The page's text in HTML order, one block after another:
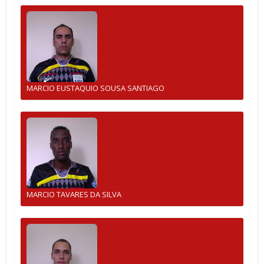
MARCIO EUSTAQUIO SOUSA SANTIAGO
MARCIO TAVARES DA SILVA